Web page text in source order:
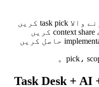
Task Desk + AI